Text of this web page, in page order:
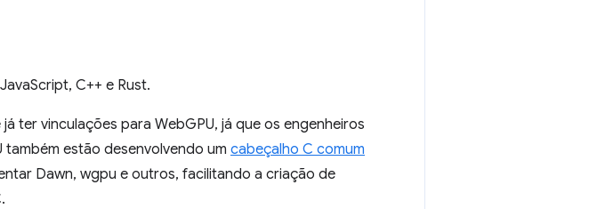
C++ e Rust.
ter vinculações para WebGPU, já que os engenheiros
estão desenvolvendo um cabeçalho C comum
Dawn, wgpu e outros, facilitando a criação de